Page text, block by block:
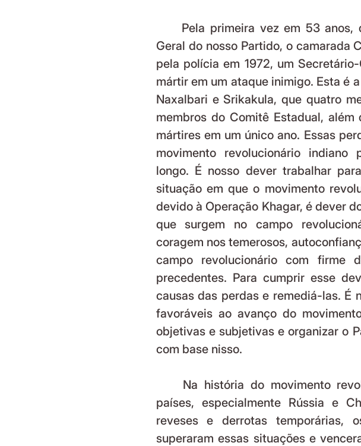
Geral do nosso Partido, o camarada
pela polícia em 1972, um
mártir em um ataque inimigo. Esta é
Naxalbari e Srikakula, que quatro
membros do Comitê Estadual,
mártires em um único ano. Essas
movimento revolucionário indiano
longo. É nosso dever trabalhar
situação em que o movimento
devido à Operação Khagar, é dever
que surgem no campo
coragem nos temerosos,
campo revolucionário com firme
precedentes. Para cumprir esse
causas das perdas e remediá-las. É
favoráveis ao avanço do
objetivas e subjetivas e organizar o
com base nisso.
países, especialmente Rússia e
reveses e derrotas temporárias,
superaram essas situações e